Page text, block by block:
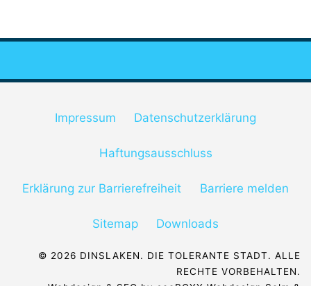
Impressum Datenschutzerklärung
Haftungsausschluss
Erklärung zur Barrierefreiheit Barriere melden
Sitemap Downloads
© 2026 DINSLAKEN. DIE TOLERANTE STADT. ALLE
RECHTE VORBEHALTEN.